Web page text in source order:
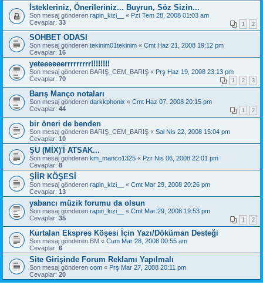
İstekleriniz, Önerileriniz... Buyrun, Söz Sizin...
Son mesaj gönderen rapin_kizi__ « Pzt Tem 28, 2008 01:03 am
Cevaplar: 33 1 2
SOHBET ODASI
Son mesaj gönderen tekinim01tekinim « Cmt Haz 21, 2008 19:12 pm
Cevaplar: 16
yeteeeeeerrrrrrrrr!!!!!!!!
Son mesaj gönderen BARIŞ_CEM_BARIŞ « Prş Haz 19, 2008 23:13 pm
Cevaplar: 70 1 2 3
Barış Manço notaları
Son mesaj gönderen darkkphonix « Cmt Haz 07, 2008 20:15 pm
Cevaplar: 44 1 2
bir öneri de benden
Son mesaj gönderen BARIŞ_CEM_BARIŞ « Sal Nis 22, 2008 15:04 pm
Cevaplar: 10
ŞU (MİX)'İ ATSAK...
Son mesaj gönderen km_manco1325 « Pzr Nis 06, 2008 22:01 pm
Cevaplar: 8
ŞİİR KÖŞESİ
Son mesaj gönderen rapin_kizi__ « Cmt Mar 29, 2008 20:26 pm
Cevaplar: 13
yabancı müzik forumu da olsun
Son mesaj gönderen rapin_kizi__ « Cmt Mar 29, 2008 19:53 pm
Cevaplar: 35 1 2
Kurtalan Ekspres Köşesi İçin Yazı/Döküman Desteği
Son mesaj gönderen BM « Cum Mar 28, 2008 00:55 am
Cevaplar: 6
Site Girişinde Forum Reklamı Yapılmalı
Son mesaj gönderen com « Prş Mar 27, 2008 20:11 pm
Cevaplar: 20